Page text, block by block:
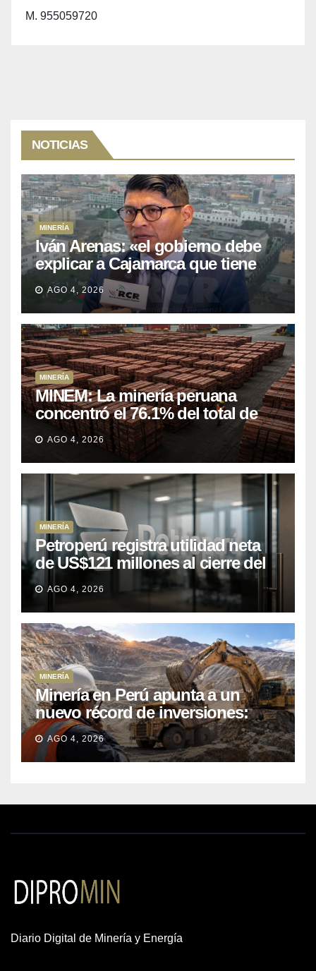
M. 955059720
NOTICIAS
MINERÍA
Iván Arenas: «el gobierno debe
explicar a Cajamarca que tiene
US$ 16 mil millones en proyectos
mineros para salir de la pobreza
AGO 4, 2026
MINERÍA
MINEM: La minería peruana
concentró el 76.1% del total de
las exportaciones nacionales
entre enero y abril de 2026
AGO 4, 2026
MINERÍA
Petroperú registra utilidad neta
de US$121 millones al cierre del
primer semestre 2026
AGO 4, 2026
MINERÍA
Minería en Perú apunta a un
nuevo récord de inversiones:
crecen los petitorios y el FMI
insta a destrabar proyectos
AGO 4, 2026
Diario Digital de Minería y Energía